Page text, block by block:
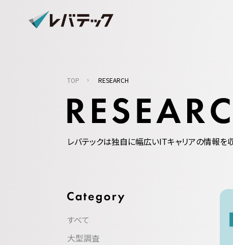
TOP RESEARCH
レバテックは独自に幅広いITキャリアの情報を
すべて
大型調査